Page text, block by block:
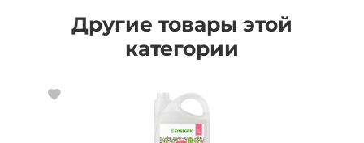
Другие товары этой
категории